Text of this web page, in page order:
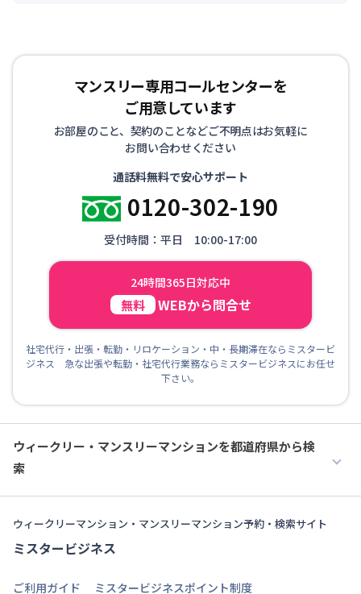
マンスリー専用コールセンターを
ご用意しています
お部屋のこと、契約のことなどご不明点はお気軽に
お問い合わせください
通話料無料で安心サポート
0120-302-190
受付時間：平日 10:00-17:00
24時間365日対応中
無料 WEBから問合せ
社宅代行・出張・転勤・リロケーション・中・長期滞在ならミスタービ
ジネス 急な出張や転勤・社宅代行業務ならミスタービジネスにお任せ
下さい。
ウィークリー・マンスリーマンションを都道府県から検
索
ウィークリーマンション・マンスリーマンション予約・検索サイト
ミスタービジネス
ご利用ガイド ミスタービジネスポイント制度